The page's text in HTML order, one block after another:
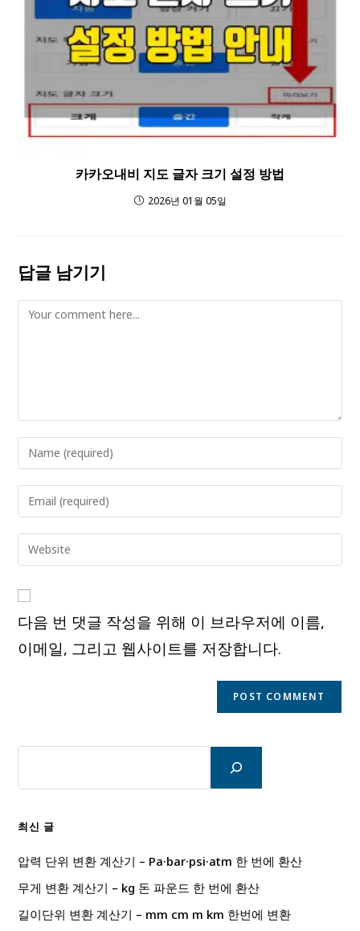
카카오내비 지도 글자 크기 설정 방법
2026년 01월 05일
답글 남기기
Comment
Enter
your
name
to
comment
Enter
your
email
address
comment
Enter
your
URL
(optional)
다음 번 댓글 작성을 위해 이 브라우저에 이름,
이메일, 그리고 웹사이트를 저장합니다.
최신 글
압력 단위 변환 계산기 – Pa·bar·psi·atm 한 번에 환산
무게 변환 계산기 – kg 돈 파운드 한 번에 환산
길이단위 변환 계산기 – mm cm m km 한번에 변환